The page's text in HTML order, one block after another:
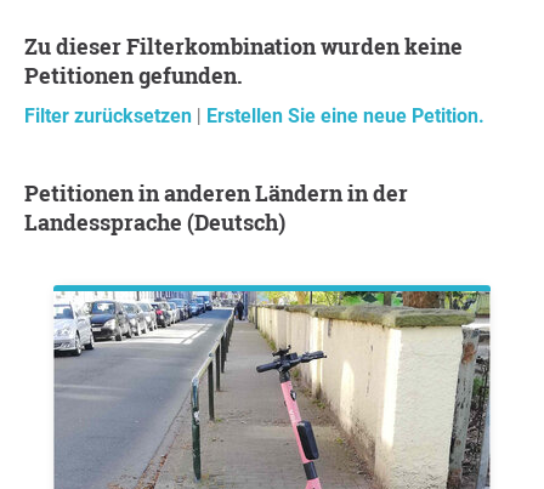
Zu dieser Filterkombination wurden keine
Petitionen gefunden.
Filter zurücksetzen | Erstellen Sie eine neue Petition.
Petitionen in anderen Ländern in der
Landessprache (Deutsch)